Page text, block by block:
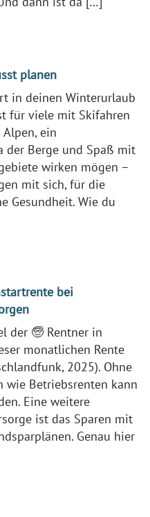
planen
in deinen Winterurlaub
für viele mit Skifahren
ein
der Berge und Spaß mit
wirken mögen –
mit sich, für die
Gesundheit. Wie du
bei
der 🧓 Rentner in
monatlichen Rente
2025). Ohne
wie Betriebsrenten kann
Eine weitere
ist das Sparen mit
Genau hier